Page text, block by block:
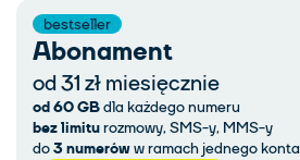
bestseller
Abonament
od 31 zł miesięcznie
od 60 GBdla każdego numeru
bez limiturozmowy, SMS-y, MMS-y
do3 numeróww ramach jednego konta